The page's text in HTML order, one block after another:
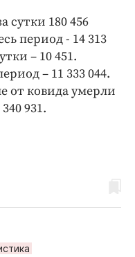
сутки 180 456
период - 14 313
– 10 451.
– 11 333 044.
от ковида умерли
931.